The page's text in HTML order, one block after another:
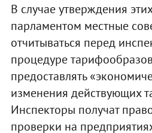
В случае утверждения
парламентом местные
отчитываться перед
процедуре
предоставлять
изменения действующих
Инспекторы получат
проверки на